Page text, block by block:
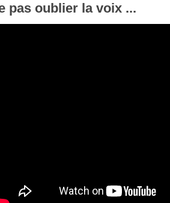
pas oublier la voix ...